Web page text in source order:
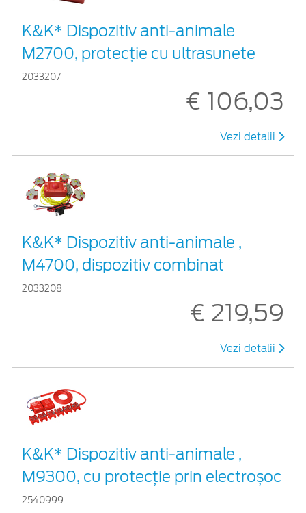
K&K* Dispozitiv anti-animale
M2700, protecție cu ultrasunete
2033207
€ 106,03
Vezi detalii
K&K* Dispozitiv anti-animale ,
M4700, dispozitiv combinat
2033208
€ 219,59
Vezi detalii
K&K* Dispozitiv anti-animale ,
M9300, cu protecție prin electroșoc
2540999